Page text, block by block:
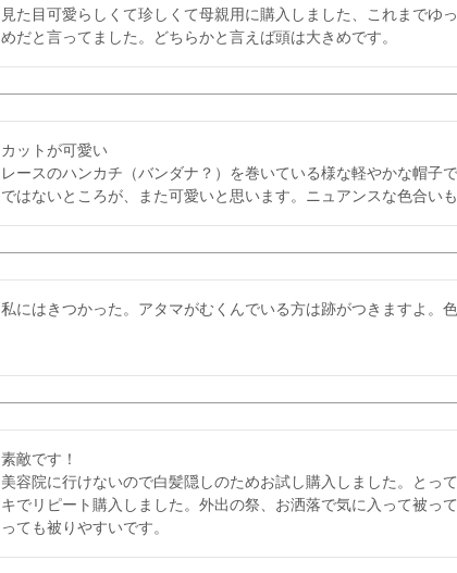
見た目可愛らしくて珍しくて母親用に購入しました、これまでゆ
めだと言ってました。どちらかと言えば頭は大きめです。
カットが可愛い
レースのハンカチ（バンダナ？）を巻いている様な軽やかな帽子
ではないところが、また可愛いと思います。ニュアンスな色合いも
私にはきつかった。アタマがむくんでいる方は跡がつきますよ。
素敵です！
美容院に行けないので白髪隠しのためお試し購入しました。とっ
キでリピート購入しました。外出の祭、お洒落で気に入って被っ
っても被りやすいです。